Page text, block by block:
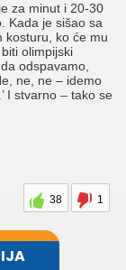
za minut i 20-30
Kada je sišao sa
kosturu, ko će mu
olimpijski
odspavamo,
ne, ne – idemo
I stvarno – tako se
38 1